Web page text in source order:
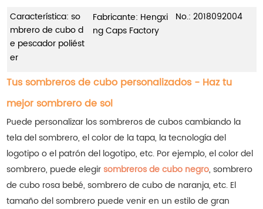
Característica: so
mbrero de cubo d
e pescador poliést
er
Fabricante: Hengxi
ng Caps Factory
No.: 2018092004
Tus sombreros de cubo personalizados - Haz tu
mejor sombrero de sol
Puede personalizar los sombreros de cubos cambiando la
tela del sombrero, el color de la tapa, la tecnología del
logotipo o el patrón del logotipo, etc. Por ejemplo, el color del
sombrero, puede elegir sombreros de cubo negro, sombrero
de cubo rosa bebé, sombrero de cubo de naranja, etc. El
tamaño del sombrero puede venir en un estilo de gran